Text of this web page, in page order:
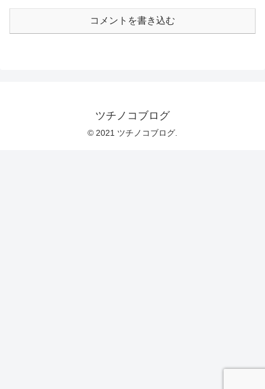
コメントを書き込む
ツチノコブログ
© 2021 ツチノコブログ.